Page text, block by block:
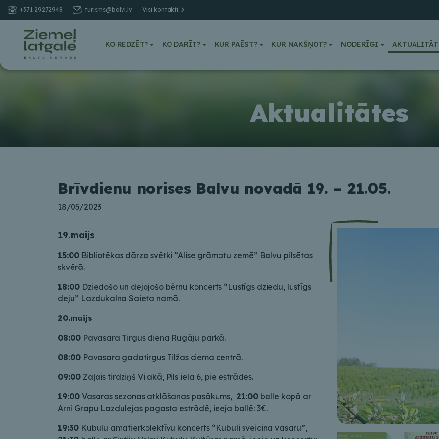
+371 29272948 turisms@balvi.lv Visi kontakti
KO REDZĒT? KO DARĪT? KUR PAĒST? KUR NAKŠŅOT? NODERĪGI
Aktualitātes
Brīvdienu norises Balvu novadā 19. – 21.05.
18/05/2023
19.maijs
15:00 Bibliotēkas dārza svētki “Alise grāmatu zemē” Balvu pilsētas
skvērā.
18:00 Dziedošo un dejojošo bērnu koncerts “Lustīgs dziedu, lustīgs
deju” Lazdukalna Saieta namā.
20.maijs
08:00 Pavasara Tirgus diena Rugāju parkā.
08:00 Pavasara gadatirgus Tilžas ciema centrā.
09:00 Zaļais tirdziņš Viļakā, Pils iela 6, pie estrādes.
19:00 Vasaras sezonas atklāšanas pasākums, 21:00 balle kopā ar
Arni Grapu Lazdulejas pagasta estrādē, ieeja ballē: 3€.
19:30 Kubulu amatierkolektīvu koncerts “Kubuli sveicina vasaru”,